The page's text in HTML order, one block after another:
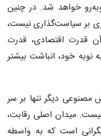
خواهد شد. در چنین
بر سیاست‌گذاری نیست،
قدرت اقتصادی، قدرت
نوبه خود، انباشت بیشتر
مصنوعی دیگر تنها بر سر
میدان اصلی رقابت،
است که به واسطه